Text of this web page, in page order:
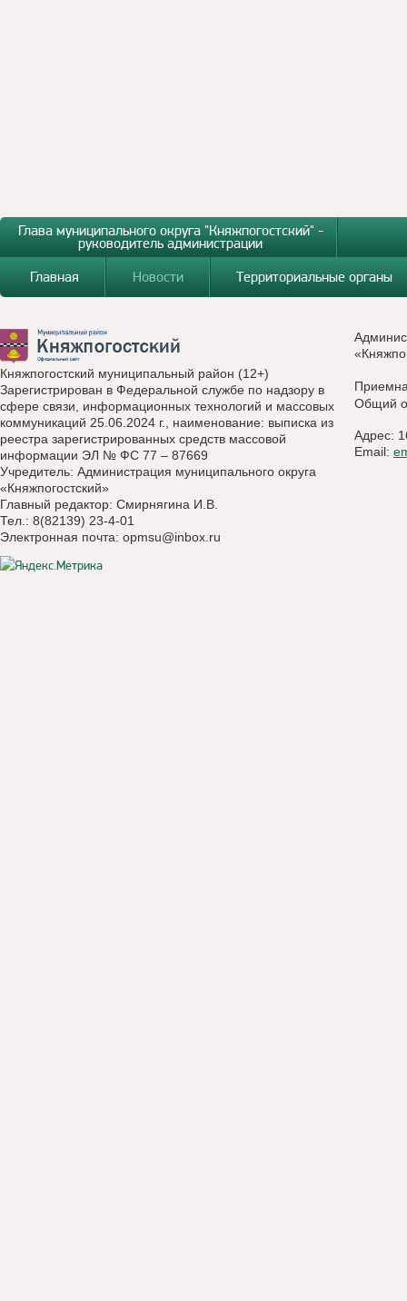
Глава муниципального округа "Княжпогостский" -
руководитель администрации
Главная
Новости Территориальные органы
Княжпогостский муниципальный район (12+)
Зарегистрирован в Федеральной службе по надзору в
сфере связи, информационных технологий и массовых
коммуникаций 25.06.2024 г., наименование: выписка из
реестра зарегистрированных средств массовой
информации ЭЛ № ФС 77 – 87669
Учредитель: Администрация муниципального округа
«Княжпогостский»
Главный редактор: Смирнягина И.В.
Тел.: 8(82139) 23-4-01
Электронная почта: opmsu@inbox.ru
Общий
Адрес:
Email: